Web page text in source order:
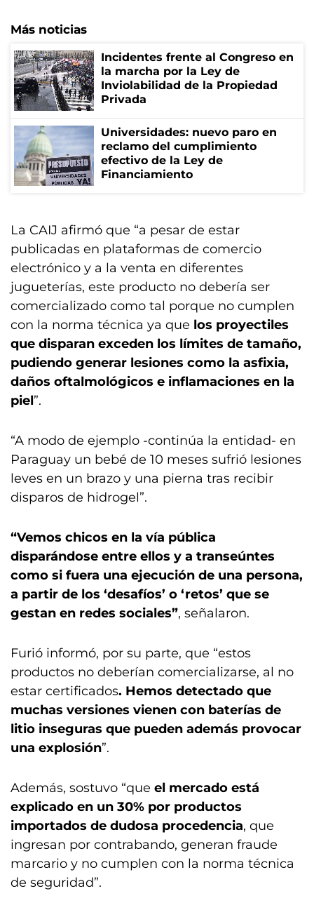
Más noticias
Incidentes frente al Congreso en
la marcha por la Ley de
Inviolabilidad de la Propiedad
Privada
Universidades: nuevo paro en
reclamo del cumplimiento
efectivo de la Ley de
Financiamiento
La CAIJ afirmó que “a pesar de estar
publicadas en plataformas de comercio
electrónico y a la venta en diferentes
jugueterías, este producto no debería ser
comercializado como tal porque no cumplen
con la norma técnica ya que los proyectiles
que disparan exceden los límites de tamaño,
pudiendo generar lesiones como la asfixia,
daños oftalmológicos e inflamaciones en la
piel”.
“A modo de ejemplo -continúa la entidad- en
Paraguay un bebé de 10 meses sufrió lesiones
leves en un brazo y una pierna tras recibir
disparos de hidrogel”.
“Vemos chicos en la vía pública
disparándose entre ellos y a transeúntes
como si fuera una ejecución de una persona,
a partir de los ‘desafíos’ o ‘retos’ que se
gestan en redes sociales”, señalaron.
Furió informó, por su parte, que “estos
productos no deberían comercializarse, al no
estar certificados. Hemos detectado que
muchas versiones vienen con baterías de
litio inseguras que pueden además provocar
una explosión”.
Además, sostuvo “que el mercado está
explicado en un 30% por productos
importados de dudosa procedencia, que
ingresan por contrabando, generan fraude
marcario y no cumplen con la norma técnica
de seguridad”.